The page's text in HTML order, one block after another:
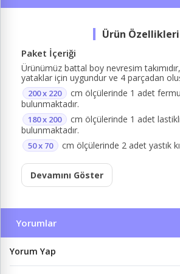
Paket İçeriği
Ürünümüz battal boy nevresim
yataklar için uygundur ve 4 parçadan
200 x 220
cm ölçülerinde 1 adet
bulunmaktadır.
180 x 200
cm ölçülerinde 1 adet
bulunmaktadır.
50 x 70 cm ölçülerinde 2 adet yastık
Devamını Göster
Yorumlar
Yorum Yap